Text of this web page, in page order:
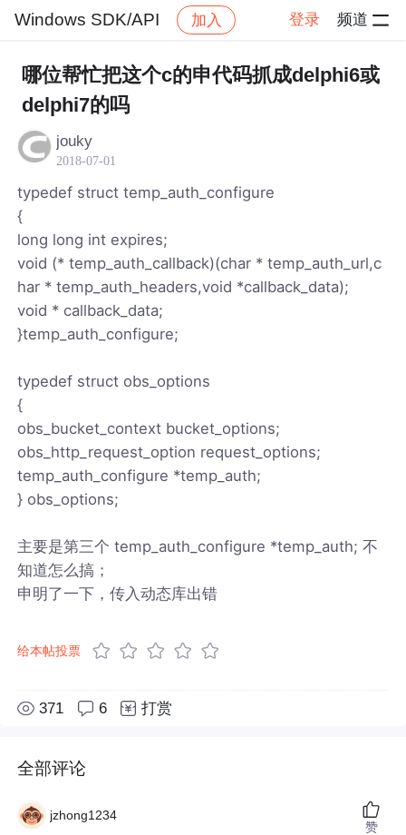
Windows SDK/API 加入 登录 频道
社区 Windows SDK/API 帖子详情
哪位帮忙把这个c的申代码抓成delphi6或
delphi7的吗
jouky
2018-07-01
typedef struct temp_auth_configure
{
long long int expires;
void (* temp_auth_callback)(char * temp_auth_url,c
har * temp_auth_headers,void *callback_data);
void * callback_data;
}temp_auth_configure;
typedef struct obs_options
{
obs_bucket_context bucket_options;
obs_http_request_option request_options;
temp_auth_configure *temp_auth;
} obs_options;
主要是第三个 temp_auth_configure *temp_auth; 不
知道怎么搞；
申明了一下，传入动态库出错
给本帖投票
371 6 打赏
全部评论
jzhong1234
赞